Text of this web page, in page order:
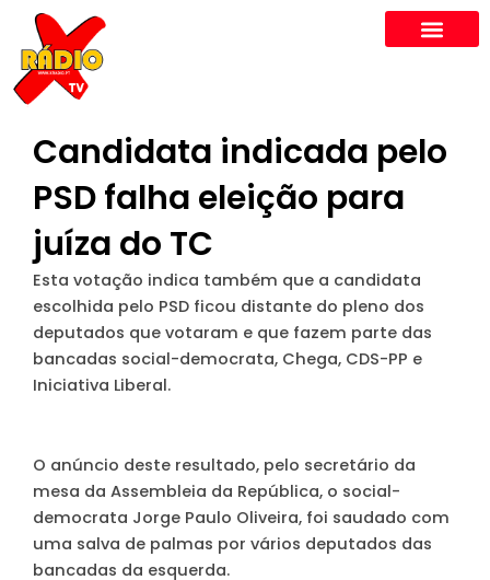
content
Candidata indicada pelo
PSD falha eleição para
juíza do TC
Esta votação indica também que a candidata
escolhida pelo PSD ficou distante do pleno dos
deputados que votaram e que fazem parte das
bancadas social-democrata, Chega, CDS-PP e
Iniciativa Liberal.
O anúncio deste resultado, pelo secretário da
mesa da Assembleia da República, o social-
democrata Jorge Paulo Oliveira, foi saudado com
uma salva de palmas por vários deputados das
bancadas da esquerda.